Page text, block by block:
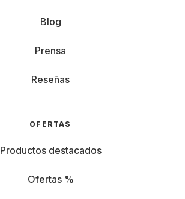
Blog
Prensa
Reseñas
OFERTAS
Productos destacados
Ofertas %